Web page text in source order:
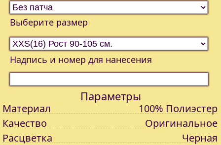
Выберите размер
Надпись и номер для нанесения
Параметры
Материал
100% Полиэстер
Качество
Оригинальное
Расцветка
Черная